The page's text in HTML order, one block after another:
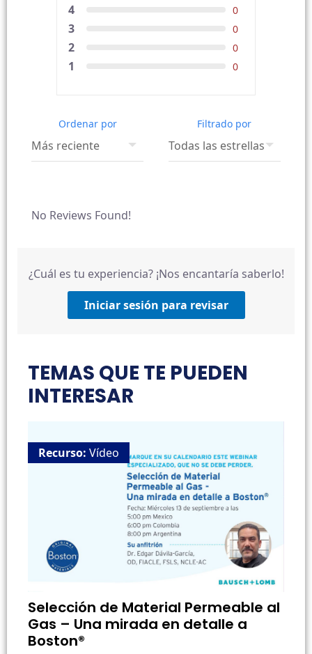
4 0
3 0
2 0
1 0
Ordenar por Filtrado por
No Reviews Found!
¿Cuál es tu experiencia? ¡Nos encantaría saberlo!
Iniciar sesión para revisar
TEMAS QUE TE PUEDEN
INTERESAR
Recurso: Vídeo
Selección de Material Permeable al
Gas – Una mirada en detalle a
Boston®